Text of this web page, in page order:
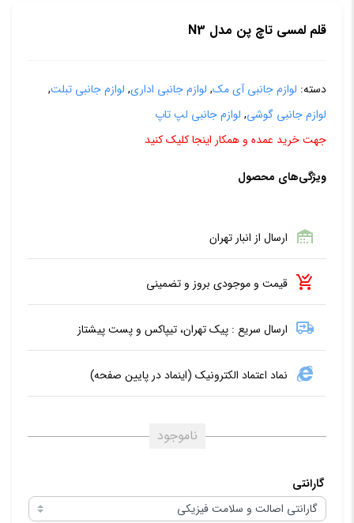
قلم لمسی تاچ پن مدل N3
دسته: لوازم جانبی آی مک, لوازم جانبی اداری, لوازم جانبی تبلت,
لوازم جانبی گوشی, لوازم جانبی لپ تاپ
جهت خرید عمده و همکار اینجا کلیک کنید
ویژگی‌های محصول
ارسال از انبار تهران
قیمت و موجودی بروز و تضمینی
ارسال سریع : پیک تهران، تیپاکس و پست پیشتاز
نماد اعتماد الکترونیک (اینماد در پایین صفحه)
ناموجود
گارانتی